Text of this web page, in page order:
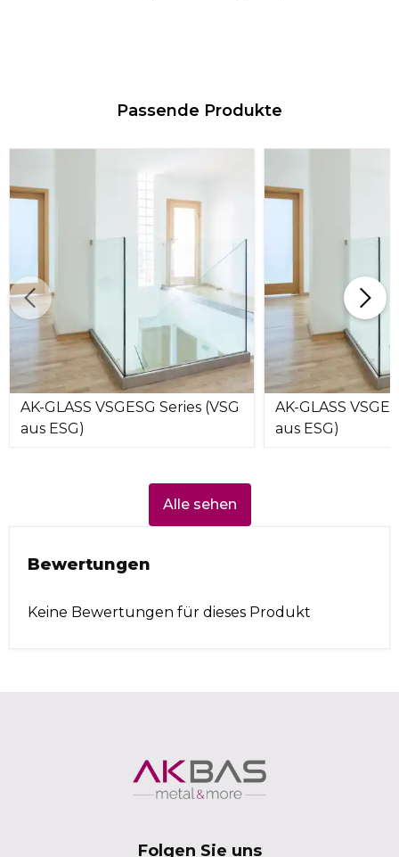
Passende Produkte
AK-GLASS VSGESG Series (VSG
aus ESG)
AK-GLASS
aus ESG)
Alle sehen
Bewertungen
Keine Bewertungen für dieses Produkt
Folgen Sie uns